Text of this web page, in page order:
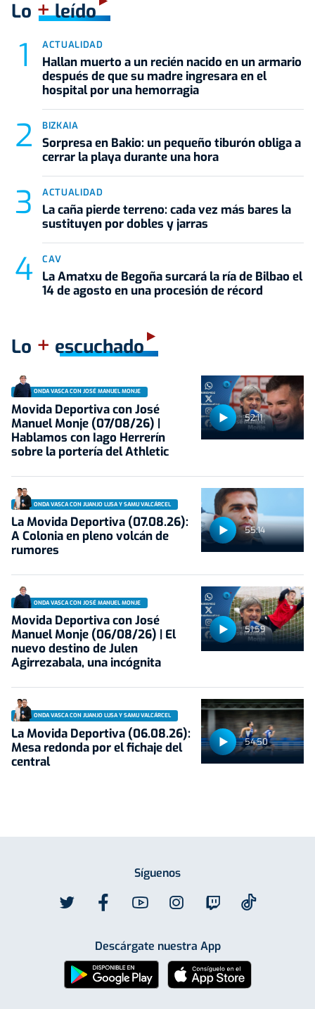
Lo +leído
ACTUALIDAD
Hallan muerto a un recién nacido en un armario
después de que su madre ingresara en el
hospital por una hemorragia
BIZKAIA
Sorpresa en Bakio: un pequeño tiburón obliga a
cerrar la playa durante una hora
ACTUALIDAD
La caña pierde terreno: cada vez más bares la
sustituyen por dobles y jarras
CAV
La Amatxu de Begoña surcará la ría de Bilbao el
14 de agosto en una procesión de récord
Lo + escuchado
52:11
ONDA VASCA CON JOSÉ MANUEL MONJE
Movida Deportiva con José
Manuel Monje (07/08/26) |
Hablamos con Iago Herrerín
sobre la portería del Athletic
55:14
ONDA VASCA CON JUANJO LUSA Y SAMU VALCÁRCEL
La Movida Deportiva (07.08.26):
A Colonia en pleno volcán de
rumores
51:59
ONDA VASCA CON JOSÉ MANUEL MONJE
Movida Deportiva con José
Manuel Monje (06/08/26) | El
nuevo destino de Julen
Agirrezabala, una incógnita
54:50
ONDA VASCA CON JUANJO LUSA Y SAMU VALCÁRCEL
La Movida Deportiva (06.08.26):
Mesa redonda por el fichaje del
central
Síguenos
Descárgate nuestra App